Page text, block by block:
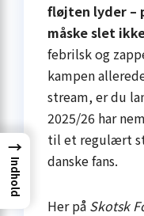
fløjten lyder –
måske slet
febrilsk og
kampen
stream, er du
2025/26 har
til et regulært
danske fans.
Her på Skotsk
→
Indhold